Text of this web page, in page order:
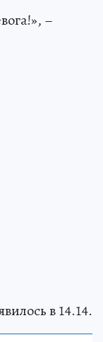
–
в 14.14.